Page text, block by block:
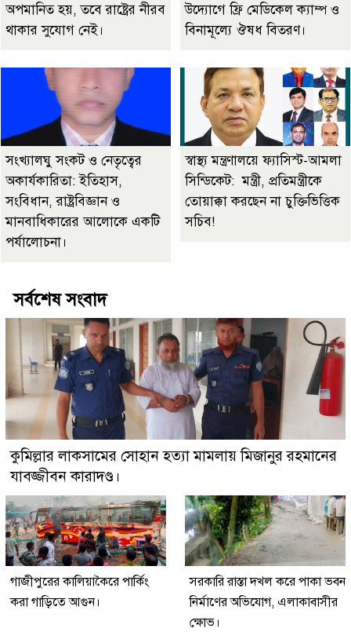
অপমানিত হয়, তবে রাষ্ট্রের নীরব
থাকার সুযোগ নেই।
উদ্যোগে ফ্রি মেডিকেল ক্যাম্প ও
বিনামূল্যে ঔষধ বিতরণ।
সংখ্যালঘু সংকট ও নেতৃত্বের
অকার্যকারিতা: ইতিহাস,
সংবিধান, রাষ্ট্রবিজ্ঞান ও
মানবাধিকারের আলোকে একটি
পর্যালোচনা।
স্বাস্থ্য মন্ত্রণালয়ে ফ্যাসিস্ট-আমলা
সিন্ডিকেট: মন্ত্রী, প্রতিমন্ত্রীকে
তোয়াক্কা করছেন না চুক্তিভিত্তিক
সচিব!
সর্বশেষ সংবাদ
কুমিল্লার লাকসামের সোহান হত্যা মামলায় মিজানুর রহমানের
যাবজ্জীবন কারাদণ্ড।
গাজীপুরের কালিয়াকৈরে পার্কিং
করা গাড়িতে আগুন।
সরকারি রাস্তা দখল করে পাকা ভবন
নির্মাণের অভিযোগ, এলাকাবাসীর
ক্ষোভ।